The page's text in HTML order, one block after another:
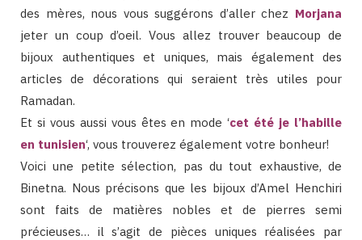
des mères, nous vous suggérons d’aller chez Morjana
jeter un coup d’oeil. Vous allez trouver beaucoup de
bijoux authentiques et uniques, mais également des
articles de décorations qui seraient très utiles pour
Ramadan.
Et si vous aussi vous êtes en mode ‘cet été je l’habille
en tunisien‘, vous trouverez également votre bonheur!
Voici une petite sélection, pas du tout exhaustive, de
Binetna. Nous précisons que les bijoux d’Amel Henchiri
sont faits de matières nobles et de pierres semi
précieuses… il s’agit de pièces uniques réalisées par